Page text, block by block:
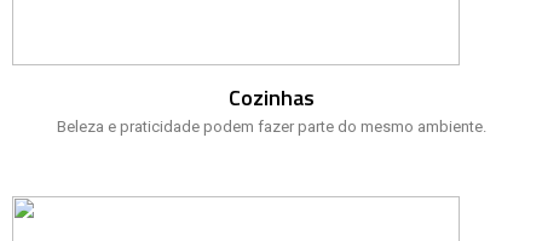
Cozinhas
Beleza e praticidade podem fazer parte do mesmo ambiente.